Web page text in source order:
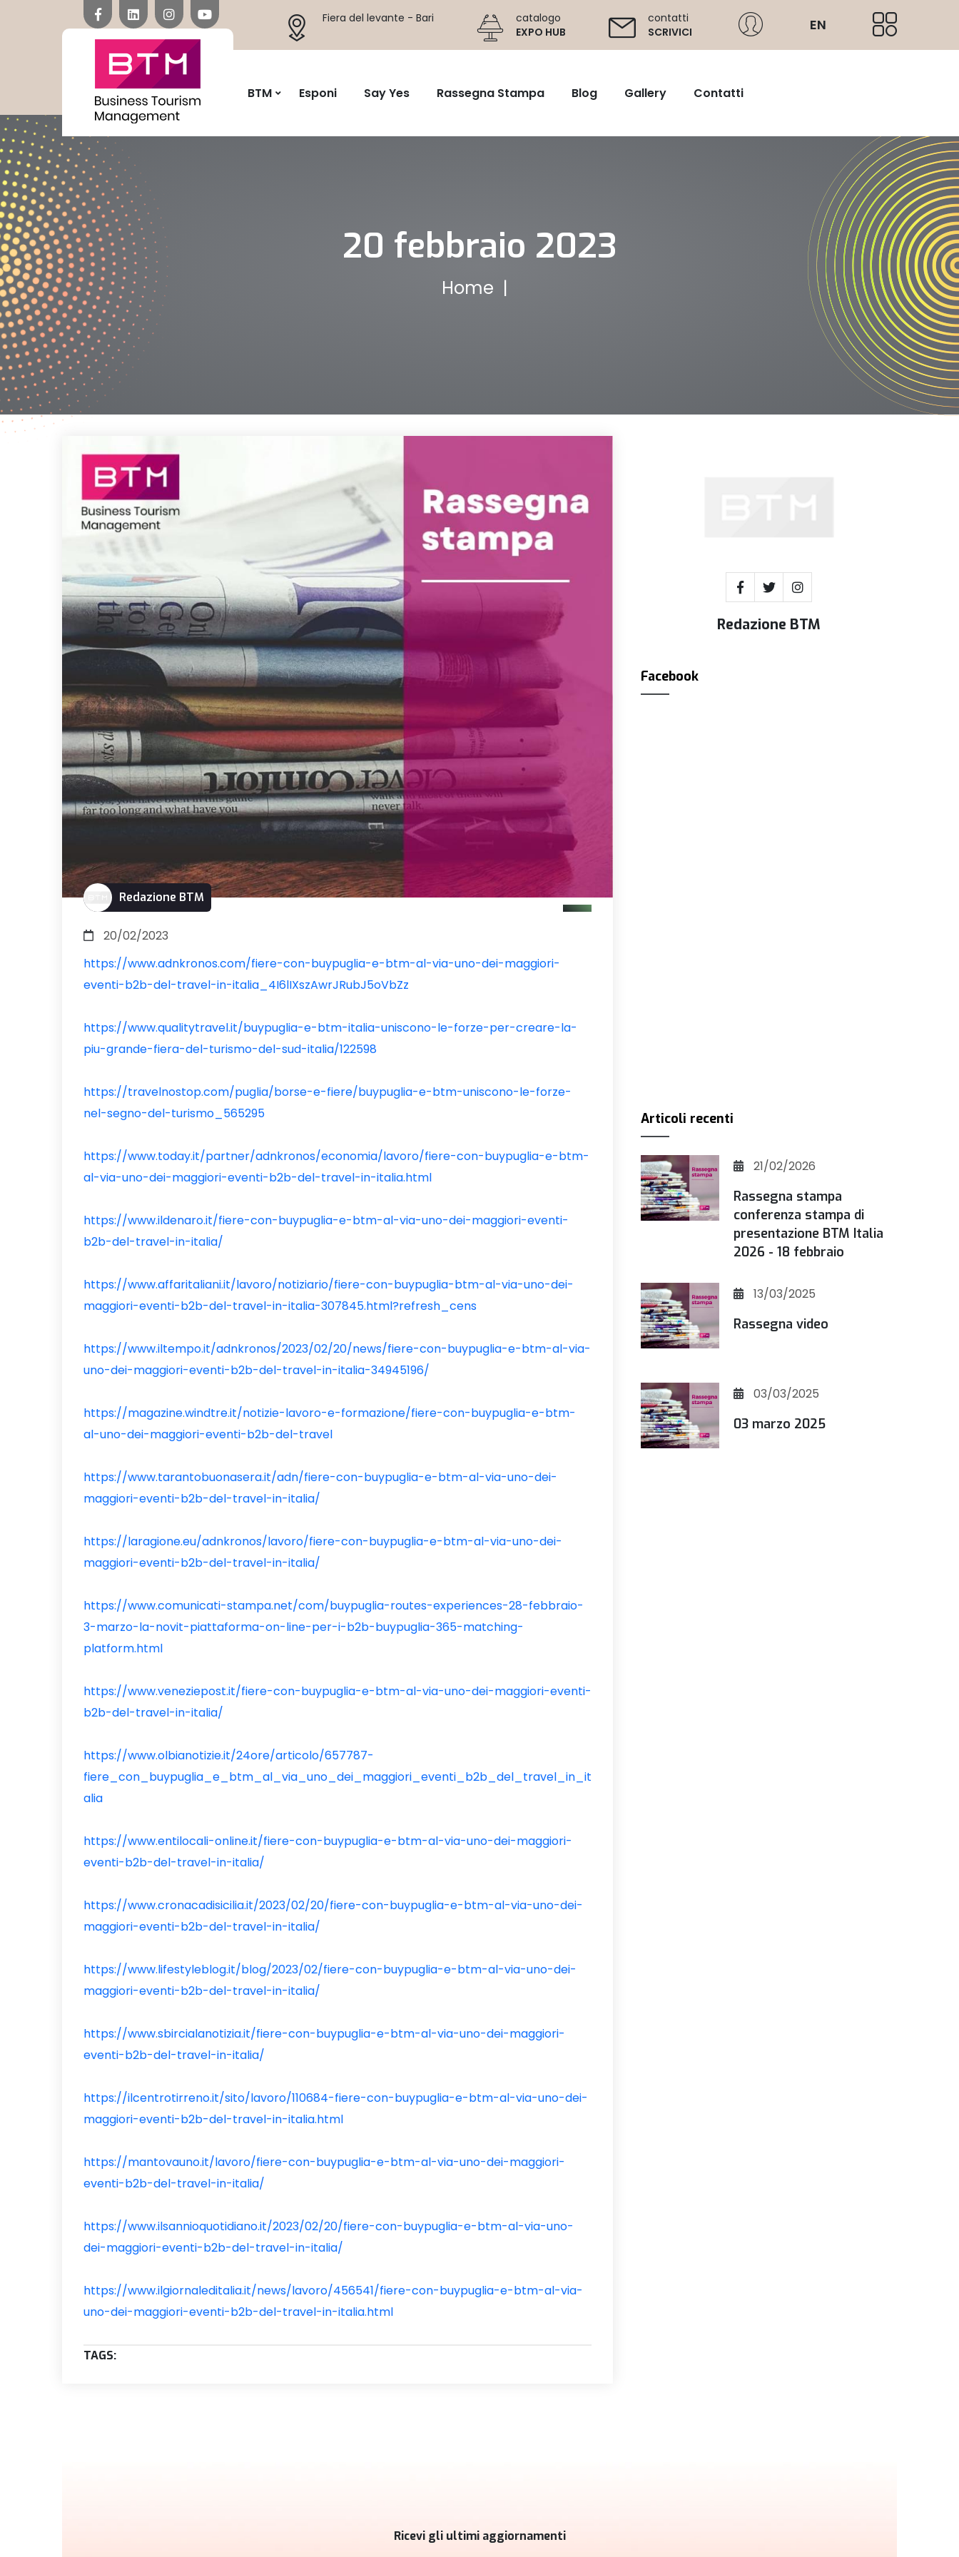
Fiera del levante - Bari
catalogo
EXPO HUB
contatti
SCRIVICI
EN
BTM Esponi Say Yes Rassegna Stampa Blog Gallery Contatti
20 febbraio 2023
Home
Redazione BTM
20/02/2023
https://www.adnkronos.com/fiere-con-buypuglia-e-btm-al-via-uno-dei-maggiori-
eventi-b2b-del-travel-in-italia_4I6lIXszAwrJRubJ5oVbZz
https://www.qualitytravel.it/buypuglia-e-btm-italia-uniscono-le-forze-per-creare-la-
piu-grande-fiera-del-turismo-del-sud-italia/122598
https://travelnostop.com/puglia/borse-e-fiere/buypuglia-e-btm-uniscono-le-forze-
nel-segno-del-turismo_565295
https://www.today.it/partner/adnkronos/economia/lavoro/fiere-con-buypuglia-e-btm-
al-via-uno-dei-maggiori-eventi-b2b-del-travel-in-italia.html
https://www.ildenaro.it/fiere-con-buypuglia-e-btm-al-via-uno-dei-maggiori-eventi-
b2b-del-travel-in-italia/
https://www.affaritaliani.it/lavoro/notiziario/fiere-con-buypuglia-btm-al-via-uno-dei-
maggiori-eventi-b2b-del-travel-in-italia-307845.html?refresh_cens
https://www.iltempo.it/adnkronos/2023/02/20/news/fiere-con-buypuglia-e-btm-al-via-
uno-dei-maggiori-eventi-b2b-del-travel-in-italia-34945196/
https://magazine.windtre.it/notizie-lavoro-e-formazione/fiere-con-buypuglia-e-btm-
al-uno-dei-maggiori-eventi-b2b-del-travel
https://www.tarantobuonasera.it/adn/fiere-con-buypuglia-e-btm-al-via-uno-dei-
maggiori-eventi-b2b-del-travel-in-italia/
https://laragione.eu/adnkronos/lavoro/fiere-con-buypuglia-e-btm-al-via-uno-dei-
maggiori-eventi-b2b-del-travel-in-italia/
https://www.comunicati-stampa.net/com/buypuglia-routes-experiences-28-febbraio-
3-marzo-la-novit-piattaforma-on-line-per-i-b2b-buypuglia-365-matching-
platform.html
https://www.veneziepost.it/fiere-con-buypuglia-e-btm-al-via-uno-dei-maggiori-eventi-
b2b-del-travel-in-italia/
https://www.olbianotizie.it/24ore/articolo/657787-
fiere_con_buypuglia_e_btm_al_via_uno_dei_maggiori_eventi_b2b_del_travel_in_it
alia
https://www.entilocali-online.it/fiere-con-buypuglia-e-btm-al-via-uno-dei-maggiori-
eventi-b2b-del-travel-in-italia/
https://www.cronacadisicilia.it/2023/02/20/fiere-con-buypuglia-e-btm-al-via-uno-dei-
maggiori-eventi-b2b-del-travel-in-italia/
https://www.lifestyleblog.it/blog/2023/02/fiere-con-buypuglia-e-btm-al-via-uno-dei-
maggiori-eventi-b2b-del-travel-in-italia/
https://www.sbircialanotizia.it/fiere-con-buypuglia-e-btm-al-via-uno-dei-maggiori-
eventi-b2b-del-travel-in-italia/
https://ilcentrotirreno.it/sito/lavoro/110684-fiere-con-buypuglia-e-btm-al-via-uno-dei-
maggiori-eventi-b2b-del-travel-in-italia.html
https://mantovauno.it/lavoro/fiere-con-buypuglia-e-btm-al-via-uno-dei-maggiori-
eventi-b2b-del-travel-in-italia/
https://www.ilsannioquotidiano.it/2023/02/20/fiere-con-buypuglia-e-btm-al-via-uno-
dei-maggiori-eventi-b2b-del-travel-in-italia/
https://www.ilgiornaleditalia.it/news/lavoro/456541/fiere-con-buypuglia-e-btm-al-via-
uno-dei-maggiori-eventi-b2b-del-travel-in-italia.html
TAGS:
Redazione BTM
Facebook
Articoli recenti
21/02/2026
Rassegna stampa
conferenza stampa di
presentazione BTM Italia
2026 - 18 febbraio
13/03/2025
Rassegna video
03/03/2025
03 marzo 2025
Ricevi gli ultimi aggiornamenti